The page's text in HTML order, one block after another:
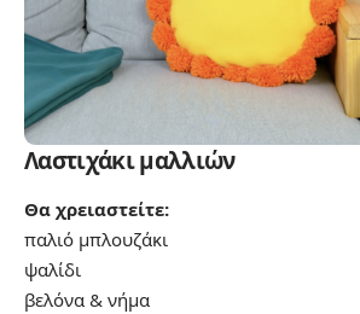
Λαστιχάκι μαλλιών
Θα χρειαστείτε:
παλιό μπλουζάκι
ψαλίδι
βελόνα & νήμα